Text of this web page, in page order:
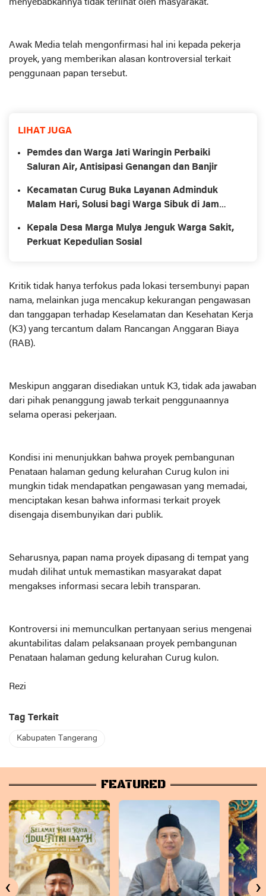
menyebabkannya tidak terlihat oleh masyarakat.
Awak Media telah mengonfirmasi hal ini kepada pekerja
proyek, yang memberikan alasan kontroversial terkait
penggunaan papan tersebut.
LIHAT JUGA
Pemdes dan Warga Jati Waringin Perbaiki
Saluran Air, Antisipasi Genangan dan Banjir
Kecamatan Curug Buka Layanan Adminduk
Malam Hari, Solusi bagi Warga Sibuk di Jam
Kepala Desa Marga Mulya Jenguk Warga Sakit,
Perkuat Kepedulian Sosial
Kritik tidak hanya terfokus pada lokasi tersembunyi papan
nama, melainkan juga mencakup kekurangan pengawasan
dan tanggapan terhadap Keselamatan dan Kesehatan Kerja
(K3) yang tercantum dalam Rancangan Anggaran Biaya
(RAB).
Meskipun anggaran disediakan untuk K3, tidak ada jawaban
dari pihak penanggung jawab terkait penggunaannya
selama operasi pekerjaan.
Kondisi ini menunjukkan bahwa proyek pembangunan
Penataan halaman gedung kelurahan Curug kulon ini
mungkin tidak mendapatkan pengawasan yang memadai,
menciptakan kesan bahwa informasi terkait proyek
disengaja disembunyikan dari publik.
Seharusnya, papan nama proyek dipasang di tempat yang
mudah dilihat untuk memastikan masyarakat dapat
mengakses informasi secara lebih transparan.
Kontroversi ini memunculkan pertanyaan serius mengenai
akuntabilitas dalam pelaksanaan proyek pembangunan
Penataan halaman gedung kelurahan Curug kulon.
Rezi
Tag Terkait
Kabupaten Tangerang
FEATURED
‹ ›